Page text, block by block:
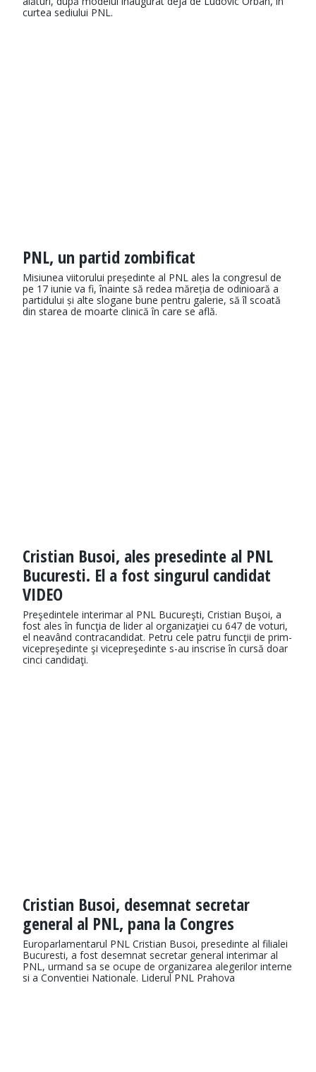
curtea sediului PNL.
PNL, un partid zombificat
Misiunea viitorului președinte al PNL ales la congresul de
pe 17 iunie va fi, înainte să redea măreția de odinioară a
partidului și alte slogane bune pentru galerie, să îl scoată
din starea de moarte clinică în care se află.
Cristian Busoi, ales presedinte al PNL
Bucuresti. El a fost singurul candidat
VIDEO
Preşedintele interimar al PNL Bucureşti, Cristian Buşoi, a
fost ales în funcţia de lider al organizaţiei cu 647 de voturi,
el neavând contracandidat. Petru cele patru funcţii de prim-
vicepreşedinte şi vicepreşedinte s-au inscrise în cursă doar
cinci candidaţi.
Cristian Busoi, desemnat secretar
general al PNL, pana la Congres
​Europarlamentarul PNL Cristian Busoi, presedinte al filialei
Bucuresti, a fost desemnat secretar general interimar al
PNL, urmand sa se ocupe de organizarea alegerilor interne
si a Conventiei Nationale. Liderul PNL Prahova